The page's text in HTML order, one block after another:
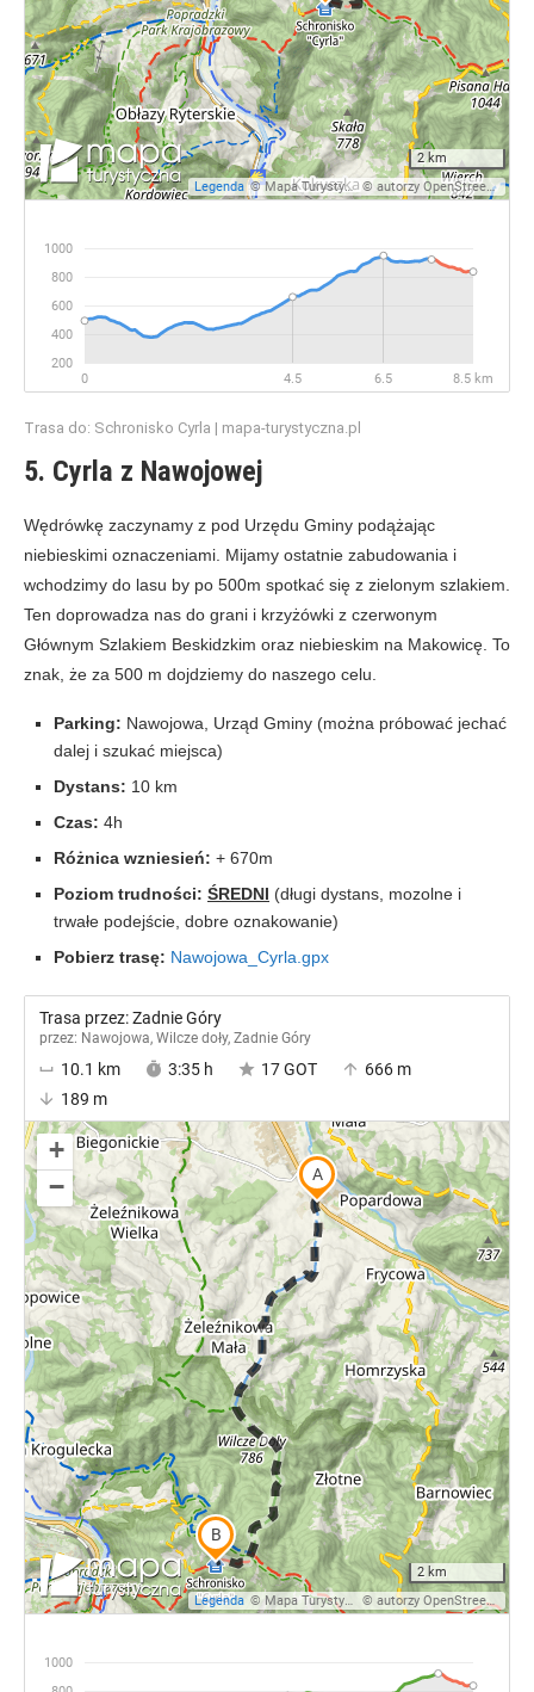
Trasa do: Schronisko Cyrla | mapa-turystyczna.pl
5. Cyrla z Nawojowej
Wędrówkę zaczynamy z pod Urzędu Gminy podążając
niebieskimi oznaczeniami. Mijamy ostatnie zabudowania i
wchodzimy do lasu by po 500m spotkać się z zielonym szlakiem.
Ten doprowadza nas do grani i krzyżówki z czerwonym
Głównym Szlakiem Beskidzkim oraz niebieskim na Makowicę. To
znak, że za 500 m dojdziemy do naszego celu.
Parking: Nawojowa, Urząd Gminy (można próbować jechać
dalej i szukać miejsca)
Dystans: 10 km
Czas: 4h
Różnica wzniesień: + 670m
Poziom trudności: ŚREDNI (długi dystans, mozolne i
trwałe podejście, dobre oznakowanie)
Pobierz trasę: Nawojowa_Cyrla.gpx